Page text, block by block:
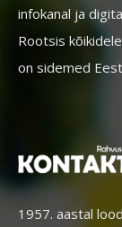
infokanal ja
Rootsis
on sidemed
1957. aastal